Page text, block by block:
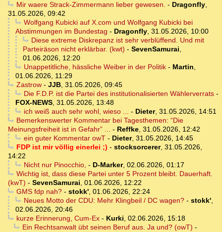
Mir waere Strack-Zimmermann lieber gewesen. - Dragonfly,
31.05.2026, 09:42
Wolfgang Kubicki auf X.com und Wolfgang Kubicki bei
Abstimmungen im Bundestag - Dragonfly, 31.05.2026, 10:00
Diese extreme Diskrepanz ist sehr verblüffend. Und mit
Parteiräson nicht erklärbar. (kwt) - SevenSamurai,
01.06.2026, 12:20
Unappetitliche, hässliche Weiber in der Politik- Martin,
01.06.2026, 11:29
Zastrow- JJB, 31.05.2026, 09:45
Die F.D.P. ist die Partei des institutionalisierten Wählerverrats-
FOX-NEWS, 31.05.2026, 13:48
ich weiß auch sehr wohl, wieso ... - Dieter, 31.05.2026, 14:51
Bemerkenswerter Kommentar bei Tagesthemen: “Die
Meinungsfreiheit ist in Gefahr” ... - Reffke, 31.05.2026, 12:42
ein guter Kommentar owT- Dieter, 31.05.2026, 14:45
FDP ist mir völlig einerlei ;) - stocksorcerer, 31.05.2026,
14:22
Nicht nur Pinocchio, - D-Marker, 02.06.2026, 01:17
Wichtig ist, dass diese Partei unter 5 Prozent bleibt. Dauerhaft.
(kwT) - SevenSamurai, 01.06.2026, 12:22
GMS fdp nah?- stokk', 01.06.2026, 22:24
Neues Motto der CDU: Mehr Klingbeil / DC wagen?- stokk',
02.06.2026, 20:46
kurze Erinnerung, Cum-Ex- Kurki, 02.06.2026, 15:18
Ein Rechtsanwalt übt seinen Beruf aus. Ja und? (owT) -